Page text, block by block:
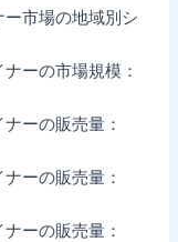
市場の地域別シ
ーの市場規模：
ーの販売量：
ーの販売量：
ーの販売量：